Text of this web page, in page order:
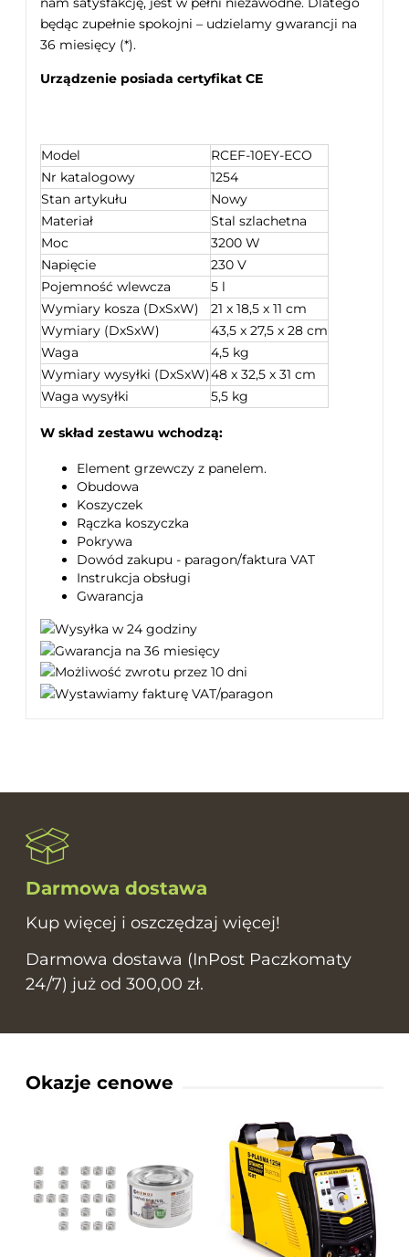
będąc zupełnie spokojni – udzielamy gwarancji na
36 miesięcy (*).
Urządzenie posiada certyfikat CE
Model
RCEF-10EY-ECO
Nr katalogowy
1254
Stan artykułu
Nowy
Materiał
Stal szlachetna
Moc
3200 W
Napięcie
230 V
Pojemność wlewcza
5 l
Wymiary kosza (DxSxW)
21 x 18,5 x 11 cm
Wymiary (DxSxW)
43,5 x 27,5 x 28 cm
Waga
4,5 kg
Wymiary wysyłki (DxSxW)48 x 32,5 x 31 cm
Waga wysyłki
5,5 kg
W skład zestawu wchodzą:
Element grzewczy z panelem.
Obudowa
Koszyczek
Rączka koszyczka
Pokrywa
Dowód zakupu - paragon/faktura VAT
Instrukcja obsługi
Gwarancja
Darmowa dostawa
Kup więcej i oszczędzaj więcej!
Darmowa dostawa (InPost Paczkomaty
24/7) już od 300,00 zł.
Okazje cenowe